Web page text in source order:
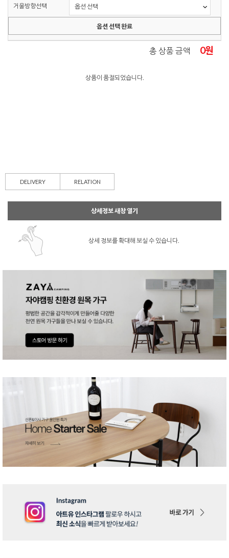
거울방향선택
옵션 선택 완료
총 상품 금액 0원
상품이 품절되었습니다.
DELIVERY RELATION
상세정보 새창 열기
상세 정보를 확대해 보실 수 있습니다.